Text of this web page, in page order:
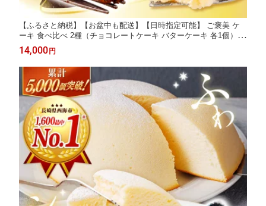
【ふるさと納税】【お盆中も配送】【日時指定可能】 ご褒美 ケ
ーキ 食べ比べ 2種（チョコレートケーキ バターケーキ 各1個）
レビューキャンペーン対象 ＜お菓子のいわした＞ [CAM064] ケー
キ チョコレート 贈答 ギフト 記念日 バレンタイン ホワイトデー
14,000 円